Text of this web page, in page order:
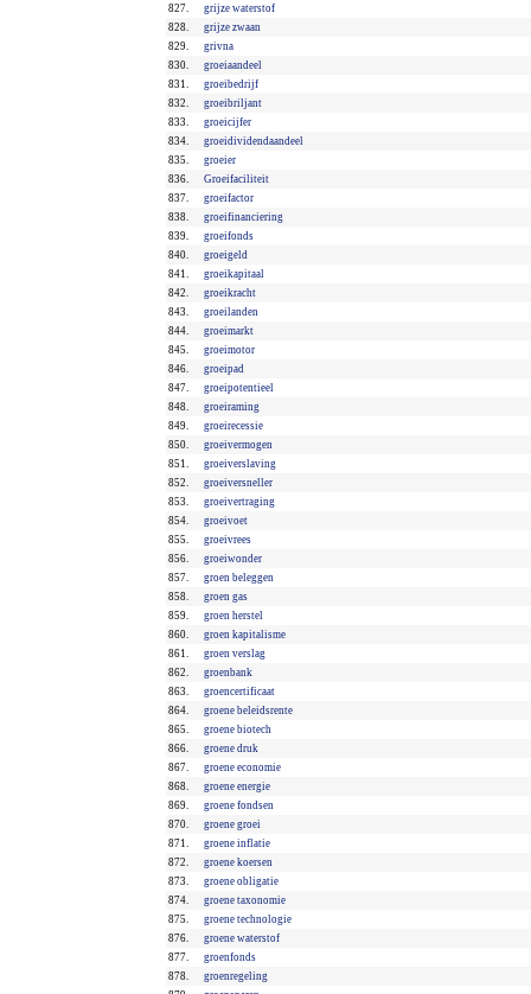
827.
grijze waterstof
828.
grijze zwaan
829.
grivna
830.
groeiaandeel
831.
groeibedrijf
832.
groeibriljant
833.
groeicijfer
834.
groeidividendaandeel
835.
groeier
836.
Groeifaciliteit
837.
groeifactor
838.
groeifinanciering
839.
groeifonds
840.
groeigeld
841.
groeikapitaal
842.
groeikracht
843.
groeilanden
844.
groeimarkt
845.
groeimotor
846.
groeipad
847.
groeipotentieel
848.
groeiraming
849.
groeirecessie
850.
groeivermogen
851.
groeiverslaving
852.
groeiversneller
853.
groeivertraging
854.
groeivoet
855.
groeivrees
856.
groeiwonder
857.
groen beleggen
858.
groen gas
859.
groen herstel
860.
groen kapitalisme
861.
groen verslag
862.
groenbank
863.
groencertificaat
864.
groene beleidsrente
865.
groene biotech
866.
groene druk
867.
groene economie
868.
groene energie
869.
groene fondsen
870.
groene groei
871.
groene inflatie
872.
groene koersen
873.
groene obligatie
874.
groene taxonomie
875.
groene technologie
876.
groene waterstof
877.
groenfonds
878.
groenregeling